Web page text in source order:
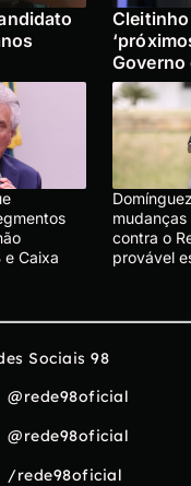
Governo
e Caixa
contra o
provável
Sociais 98
@rede98oficial
@rede98oficial
/rede98oficial